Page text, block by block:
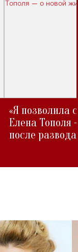
«Я позволила
Елена Тополя
после развода